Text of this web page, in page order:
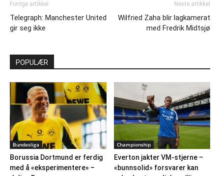
Forrige artikkel
Telegraph: Manchester United
gir seg ikke
Neste artikkel
Wilfried Zaha blir lagkamerat
med Fredrik Midtsjø
POPULÆR
Bundesliga
Borussia Dortmund er ferdig
med å «eksperimentere» –
Championship
Everton jakter VM-stjerne –
«bunnsolid» forsvarer kan